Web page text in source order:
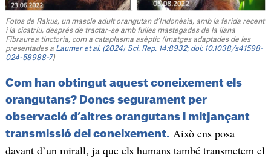
Fotos de Rakus, un mascle adult orangutan d’Indonèsia, amb la ferida recent
i la cicatriu, després de tractar-se amb fulles mastegades de la liana
Fibraurea tinctoria, com a cataplasma asèptic (imatges adaptades de les
presentades a Laumer et al. (2024) Sci. Rep. 14:8932; doi: 10.1038/s41598-
024-58988-7)
Com han obtingut aquest coneixement els
orangutans? Doncs segurament per
observació d’altres orangutans i mitjançant
transmissió del coneixement. Això ens posa
davant d’un mirall, ja que els humans també transmetem el